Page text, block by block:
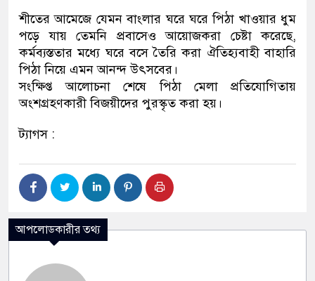
শীতের আমেজে যেমন বাংলার ঘরে ঘরে পিঠা খাওয়ার ধুম
পড়ে যায় তেমনি প্রবাসেও আয়োজকরা চেষ্টা করেছে,
কর্মব্যস্ততার মধ্যে ঘরে বসে তৈরি করা ঐতিহ্যবাহী বাহারি
পিঠা নিয়ে এমন আনন্দ উৎসবের।
সংক্ষিপ্ত আলোচনা শেষে পিঠা মেলা প্রতিযোগিতায়
অংশগ্রহণকারী বিজয়ীদের পুরস্কৃত করা হয়।
ট্যাগস :
আপলোডকারীর তথ্য